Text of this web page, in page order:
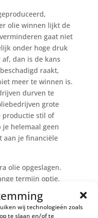
wij technologieën zoals
te slaan en/of te
olie winnen lijkt de
gaat niet
onder hoge druk
dan is de kans
raakt,
meer te winnen is.
durven te
grote
productie stil of
helemaal geen
aan je financiële
olie opgeslagen.
termijn optie.
overschot kampen,
meer over om alle